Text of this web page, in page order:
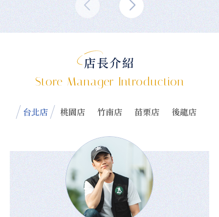
店長介紹
Store Manager Introduction
台北店 桃園店 竹南店 苗栗店 後龍店